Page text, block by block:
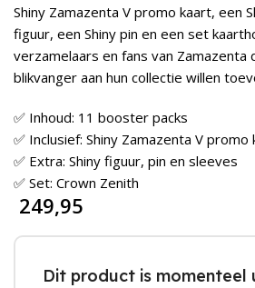
Shiny Zamazenta V promo kaart, een
figuur, een Shiny pin en een set
verzamelaars en fans van Zamazenta
blikvanger aan hun collectie willen
✅ Inhoud: 11 booster packs
✅ Inclusief: Shiny Zamazenta V promo
✅ Extra: Shiny figuur, pin en sleeves
✅ Set: Crown Zenith
249,95
Dit product is momenteel